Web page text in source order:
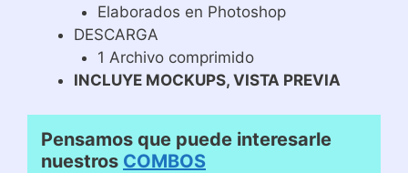
Elaborados en Photoshop
DESCARGA
1 Archivo comprimido
INCLUYE MOCKUPS, VISTA PREVIA
Pensamos que puede interesarle
nuestros COMBOS